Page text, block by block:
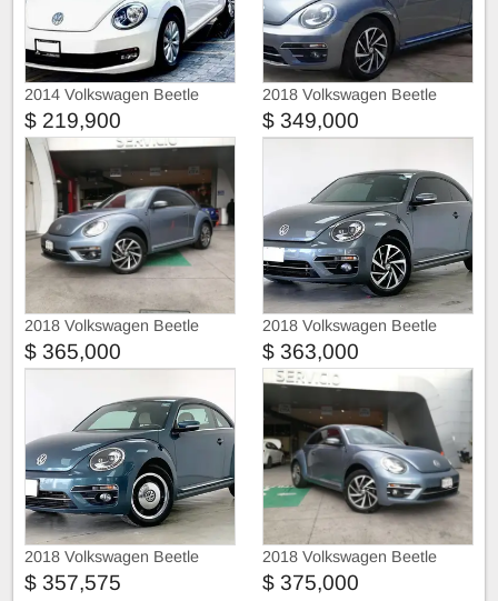
2014 Volkswagen Beetle
$ 219,900
2018 Volkswagen Beetle
$ 349,000
2018 Volkswagen Beetle
2018 2.5 Sportline Mt
$ 365,000
2018 Volkswagen Beetle
2018
$ 363,000
2018 Volkswagen Beetle
2018
$ 357,575
2018 Volkswagen Beetle
2018 2.5 Sportline Mt
$ 375,000